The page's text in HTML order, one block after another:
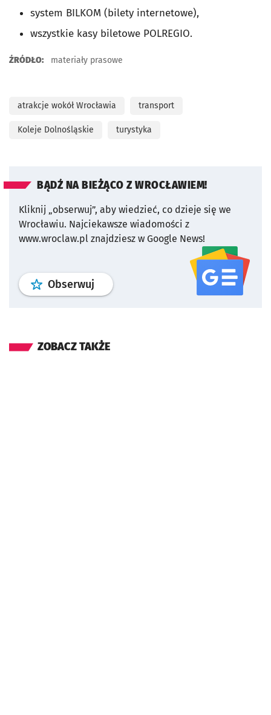
system BILKOM (bilety internetowe),
wszystkie kasy biletowe POLREGIO.
ŹRÓDŁO: materiały prasowe
atrakcje wokół Wrocławia transport
Koleje Dolnośląskie turystyka
BĄDŹ NA BIEŻĄCO Z WROCŁAWIEM!
Kliknij „obserwuj”, aby wiedzieć, co dzieje się we
Wrocławiu. Najciekawsze wiadomości z
www.wroclaw.pl znajdziesz w Google News!
Obserwuj profil serwisu
ZOBACZ TAKŻE